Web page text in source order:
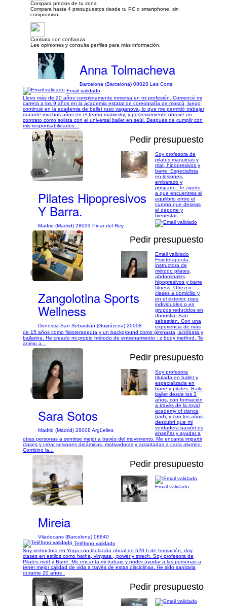
Compara precios de tu zona
Compara hasta 4 presupuestos desde tu PC o smartphone, sin
compromiso.
Contrata con confianza
Lee opiniones y consulta perfiles para más información.
Anna Tolmacheva
Barcelona (Barcelona) 08028 Les Corts
Email validado
Llevo más de 20 años completamente inmersa en mi profesión. Comencé mi
carrera a los 9 años en la academia estatal de coreografía de moscú, luego
continué en la academia de ballet ruso vaganova, lo que me permitió trabajar
durante muchos años en el teatro mariinsky, y posteriormente obtuve un
contrato como solista con el universal ballet en seúl. Después de cumplir con
mis responsabilidades...
1/6
Pedir presupuesto
Pilates Hipopresivos
Y Barra.
Madrid (Madrid) 28033 Pinar del Rey
Soy profesora de
pilates maquinas y
mat, hipopresivos y
barre. Especialista
en lesiones,
embarazo y
posparto. Te ayudo
a que encuentres el
equilibrio entre el
cuerpo que deseas
el deporte y
bienestar.
Pedir presupuesto
Zangolotina Sports
Wellness
Donostia-San Sebastián (Guipúzcoa) 20008
Email validado
Fisioterapeuta,
instructora de
método pilates,
abdominales
hipopresivos y barre
fitness. Ofrezco
clases a domicilio y
en el exterior, para
individuales o en
grupos reducidos en
donostia- San
sebastián. Con una
experiencia de más
de 15 años como fisioterapeuta y un background como gimnasta, acróbata y
bailarina. He creado mi propio método de entrenamiento : z body method. Te
animo a...
Pedir presupuesto
Sara Sotos
Madrid (Madrid) 28008 Argüelles
Soy profesora
titulada en ballet y
especializada en
barre y pilates. Bailo
ballet desde los 3
años, con formación
a través de la royal
academy of dance
(rad), y con los años
descubrí que mi
verdadera pasión es
enseñar y ayudar a
otras personas a sentirse mejor a través del movimiento. Me encanta impartir
clases y crear sesiones dinámicas, motivadoras y adaptadas a cada alumno.
Combino la...
1/3
Pedir presupuesto
Mireia
Viladecans (Barcelona) 08840
Email validado
Teléfono validado
Soy instructora en Yoga con titulación oficial de 520 h de formación, doy
clases en estilos como hatha, vinyasa , power y strech. Soy profesora de
Pilates matt y Barre. Me encanta mi trabajo y poder ayudar a las personas a
tener mejor calidad de vida a través de estas disciplinas. He sido sanitaria
durante 20 años .
Pedir presupuesto